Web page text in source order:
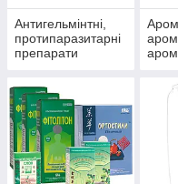
Антигельмінтні,
протипаразитарні
препарати